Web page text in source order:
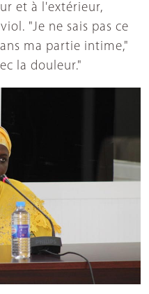
et à l'extérieur,
"Je ne sais pas ce
ma partie intime,"
la douleur."